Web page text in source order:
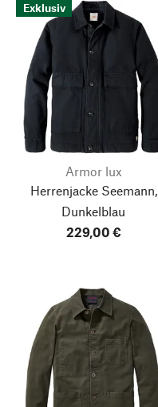
Exklusiv
Armor lux
Herrenjacke Seemann,
Dunkelblau
229,00 €